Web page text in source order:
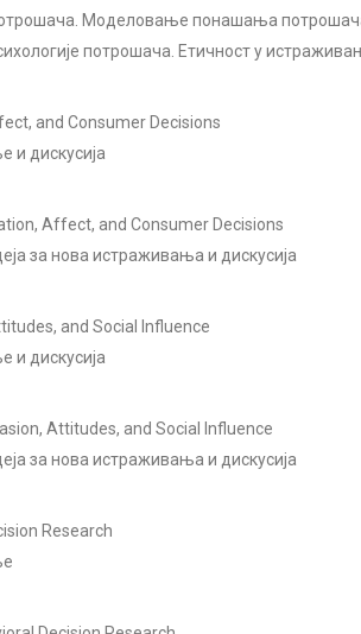
Моделовање понашања
потрошача. Етичност у
and Consumer Decisions
и дискусија
Affect, and Consumer Decisions
за нова истраживања и дискусија
and Social Influence
и дискусија
Attitudes, and Social Influence
за нова истраживања и дискусија
Research